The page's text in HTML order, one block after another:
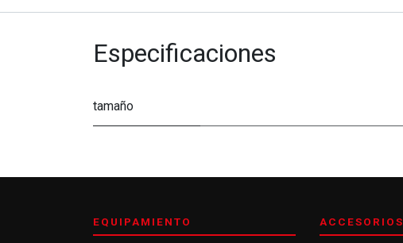
Especificaciones
tamaño
EQUIPAMIENTO ACCESORIOS